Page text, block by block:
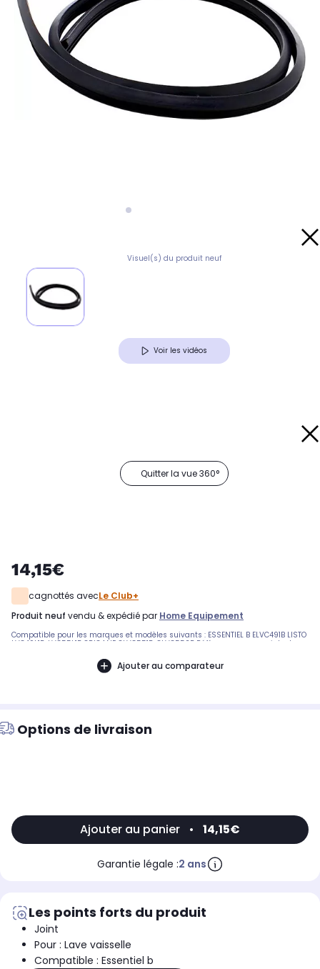
Visuel(s) du produit neuf
Voir les vidéos
Quitter la vue 360°
14,15€
cagnottés avecLe Club+
produit neuf vendu & expédié par Home Equipement
Compatible pour les marques et modèles suivants : ESSENTIEL B ELVC491B LISTO
LVC49L1B, LVC55L1B ORIGANE OLVC551B, OLVC552B Référence commerciale de
compatibles :, LV COMPACT LISTO LVC 55L1B, LV COMPACT LISTO LVC49 L1B9022312
Ajouter au comparateur
Options de livraison
Ajouter au panier • 14,15€
Garantie légale :2 ans
Les points forts du produit
Joint
Pour : Lave vaisselle
Compatible : Essentiel b